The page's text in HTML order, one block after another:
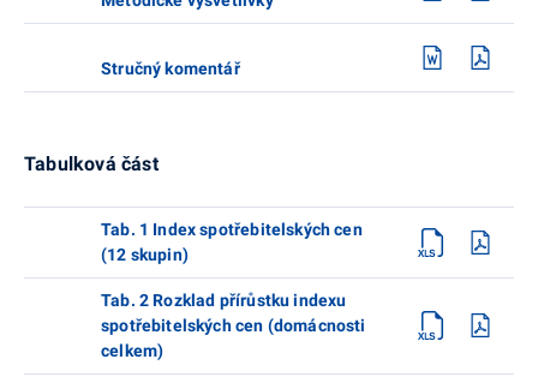
Stručný komentář
Tabulková část
Tab. 1 Index spotřebitelských cen
(12 skupin)
Tab. 2 Rozklad přírůstku indexu
spotřebitelských cen (domácnosti
celkem)